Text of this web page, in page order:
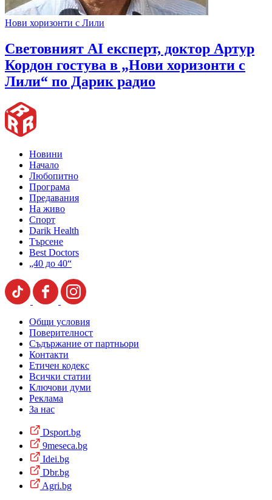
Нови хоризонти с Лили
Световният AI експерт, доктор Артур
Кордон гостува в „Нови хоризонти с
Лили“ по Дарик радио
Новини
Начало
Любопитно
Програма
Предавания
На живо
Спорт
Darik Health
Търсене
Best Doctors
„40 до 40“
Общи условия
Поверителност
Съдържание от партньори
Контакти
Етичен кодекс
Всички статии
Ключови думи
Реклама
За нас
Dsport.bg
9meseca.bg
Idei.bg
Dbr.bg
Agri.bg